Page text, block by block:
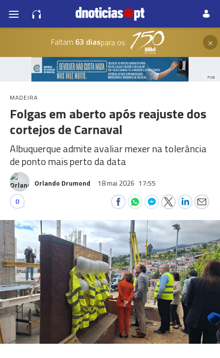
Faltam 63 diaspara os ×
PUB
MADEIRA
Folgas em aberto após reajuste dos
cortejos de Carnaval
Albuquerque admite avaliar mexer na tolerância
de ponto mais perto da data
Orlando Drumond 18 mai 2026 17:55
0